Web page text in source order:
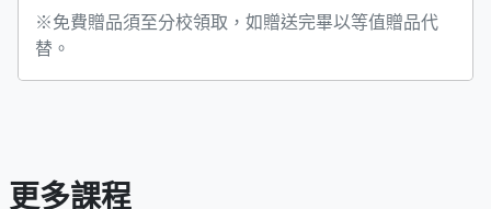
※免費贈品須至分校領取，如贈送完畢以等值贈品代
替。
更多課程